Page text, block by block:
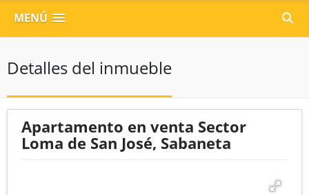
MENÚ
Detalles del inmueble
Apartamento en venta Sector
Loma de San José, Sabaneta